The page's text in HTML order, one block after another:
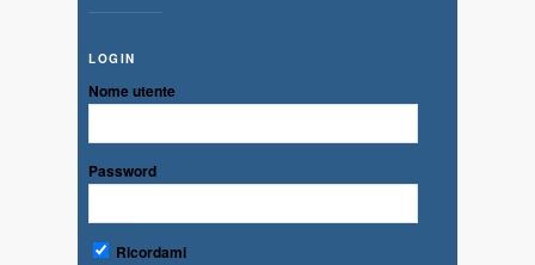
LOGIN
Nome utente
Password
Ricordami